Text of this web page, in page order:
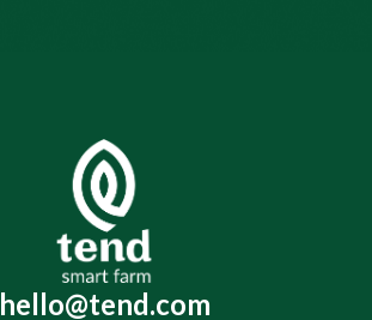
hello@tend.com